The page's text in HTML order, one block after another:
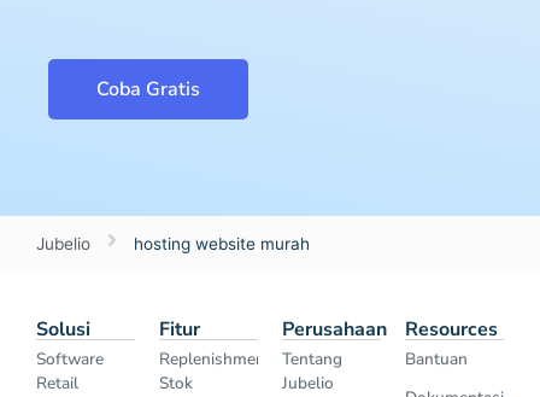
Coba Gratis
Jubelio hosting website murah
Solusi
Software
Retail
Fitur
Replenishment
Stok
Perusahaan
Tentang
Jubelio
Resources
Bantuan